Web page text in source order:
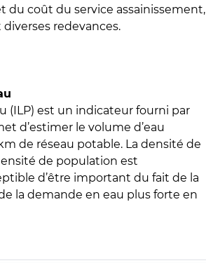
du coût du service assainissement,
redevances.
(ILP) est un indicateur fourni par
d’estimer le volume d’eau
de réseau potable. La densité de
de population est
d’être important du fait de la
la demande en eau plus forte en